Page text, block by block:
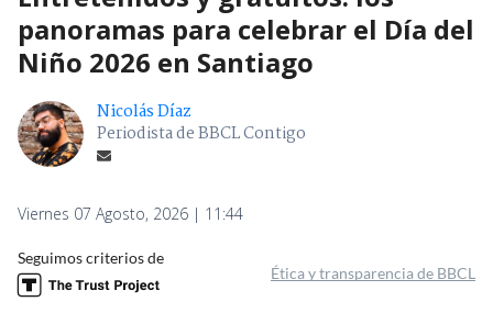
panoramas para celebrar el Día del
Niño 2026 en Santiago
Nicolás Díaz
Periodista de BBCL Contigo
Viernes 07 Agosto, 2026 | 11:44
Seguimos criterios de
Ética y transparencia de BBCL